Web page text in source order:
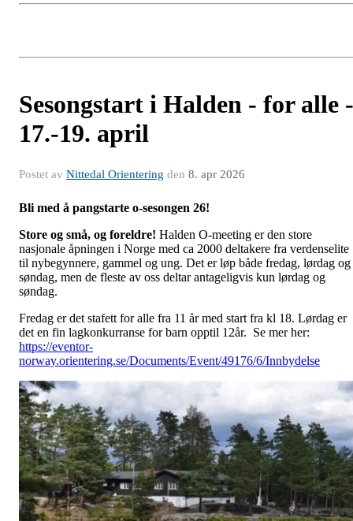
Sesongstart i Halden - for alle -
17.-19. april
Postet av Nittedal Orientering den 8. apr 2026
Bli med å pangstarte o-sesongen 26!
Store og små, og foreldre! Halden O-meeting er den store
nasjonale åpningen i Norge med ca 2000 deltakere fra verdenselite
til nybegynnere, gammel og ung. Det er løp både fredag, lørdag og
søndag, men de fleste av oss deltar antageligvis kun lørdag og
søndag.
Fredag er det stafett for alle fra 11 år med start fra kl 18. Lørdag er
det en fin lagkonkurranse for barn opptil 12år. Se mer her:
https://eventor-
norway.orientering.se/Documents/Event/49176/6/Innbydelse